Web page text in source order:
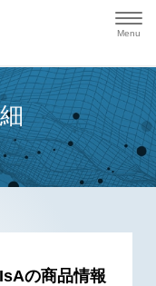
Menu
の商品情報